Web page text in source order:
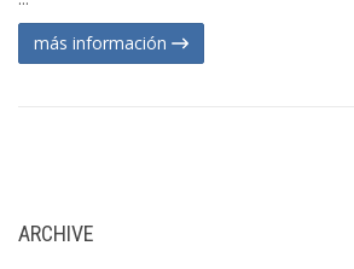
más información
ARCHIVE